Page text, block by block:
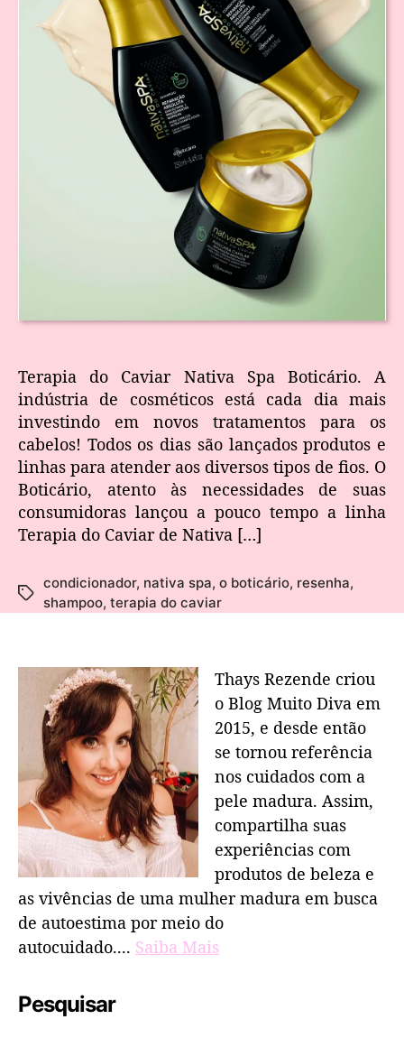
Terapia do Caviar Nativa Spa Boticário. A
indústria de cosméticos está cada dia mais
investindo em novos tratamentos para os
cabelos! Todos os dias são lançados produtos e
linhas para atender aos diversos tipos de fios. O
Boticário, atento às necessidades de suas
consumidoras lançou a pouco tempo a linha
Terapia do Caviar de Nativa […]
condicionador, nativa spa, o boticário, resenha,
shampoo, terapia do caviar
Thays Rezende criou
o Blog Muito Diva em
2015, e desde então
se tornou referência
nos cuidados com a
pele madura. Assim,
compartilha suas
experiências com
produtos de beleza e
as vivências de uma mulher madura em busca
de autoestima por meio do
autocuidado.... Saiba Mais
Pesquisar